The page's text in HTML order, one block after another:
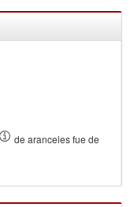
de aranceles fue de